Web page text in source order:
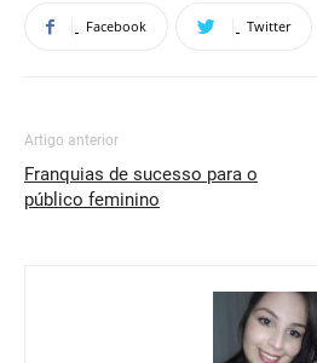
Facebook Twitter
Artigo anterior
Franquias de sucesso para o
público feminino